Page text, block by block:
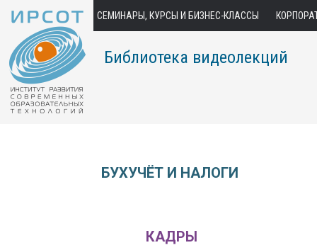
СЕМИНАРЫ, КУРСЫ И БИЗНЕС-КЛАССЫ
Библиотека видеолекций
БУХУЧЁТ И НАЛОГИ
КАДРЫ